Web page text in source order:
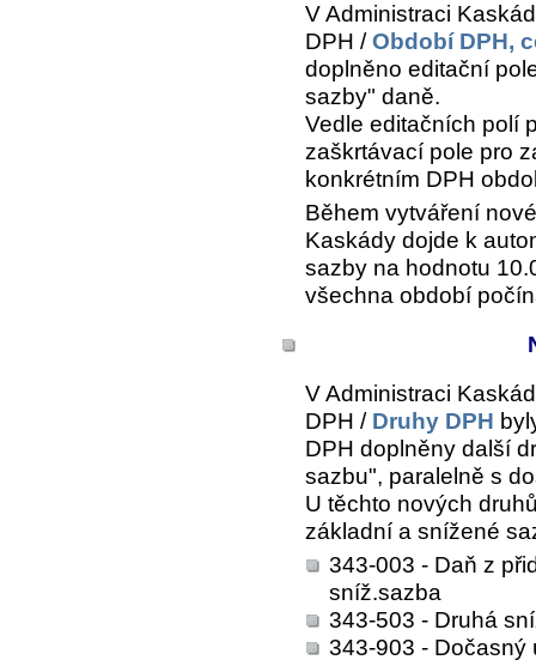
VAdministraci
DPH / Období DPH,
doplněno editační
sazby" daně.
Vedle editačních polí
zaškrtávací pole pro
konkrétním DPH
Během vytváření
Kaskády dojde k
sazby na hodnotu
všechna období
VAdministraci
DPH / Druhy DPH
DPH doplněny další
sazbu", paralelně s
U těchto nových
základní a snížené
343-003 - Daň z
sníž.sazba
343-503 - Druhá
343-903 - Dočasný